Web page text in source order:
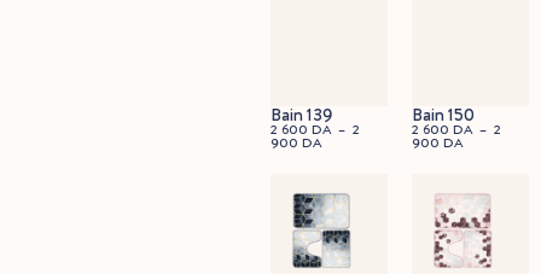
Bain 139
2 600 DA – 2
900 DA
Bain 150
2 600 DA – 2
900 DA
45x60cm